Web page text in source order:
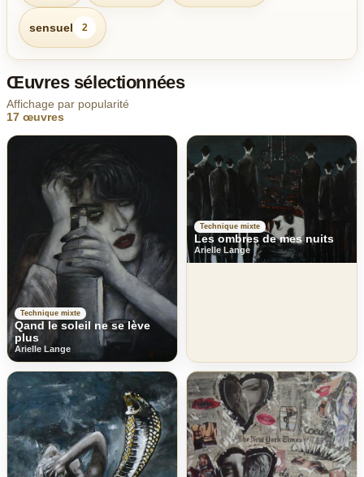
sensuel 2
Œuvres sélectionnées
Affichage par popularité
17 œuvres
Technique mixte
Qand le soleil ne se lève
plus
Arielle Lange
Technique mixte
Les ombres de mes nuits
Arielle Lange